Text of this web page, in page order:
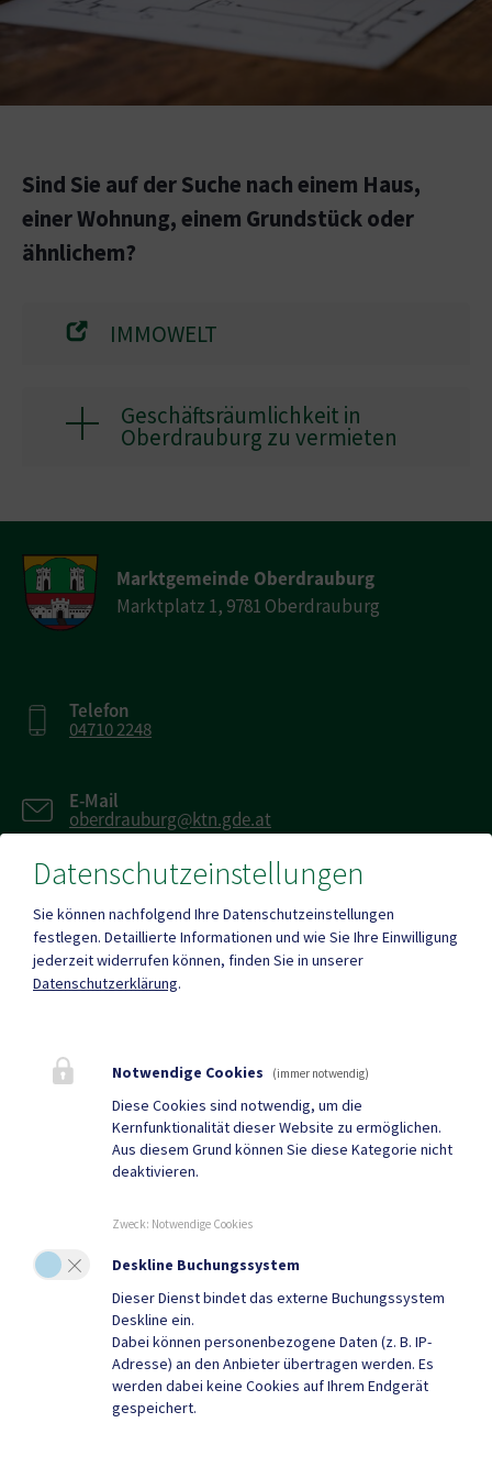
Sind Sie auf der Suche nach einem Haus,
einer Wohnung, einem Grundstück oder
ähnlichem?
IMMOWELT
Geschäftsräumlichkeit in
Oberdrauburg zu vermieten
Marktgemeinde Oberdrauburg
Marktplatz 1, 9781 Oberdrauburg
Telefon
04710 2248
E-Mail
oberdrauburg@ktn.gde.at
04710 2249-16
Heute , Geschlossen
Amtsstunden
Heute , Geschlossen
Quicklinks
Geko digital Gemeinde-
Tourismus
Datenschutzeinstellungen
Sie können nachfolgend Ihre Datenschutzeinstellungen
festlegen. Detaillierte Informationen und wie Sie Ihre Einwilligung
jederzeit widerrufen können, finden Sie in unserer
Datenschutzerklärung.
Notwendige Cookies (immer notwendig)
Diese Cookies sind notwendig, um die
Kernfunktionalität dieser Website zu ermöglichen.
Aus diesem Grund können Sie diese Kategorie nicht
deaktivieren.
Zweck: Notwendige Cookies
Deskline Buchungssystem
Dieser Dienst bindet das externe Buchungssystem
Deskline ein.
Dabei können personenbezogene Daten (z. B. IP-
Adresse) an den Anbieter übertragen werden. Es
werden dabei keine Cookies auf Ihrem Endgerät
gespeichert.